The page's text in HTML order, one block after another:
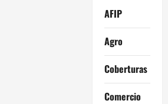
AFIP
Agro
Coberturas
Comercio